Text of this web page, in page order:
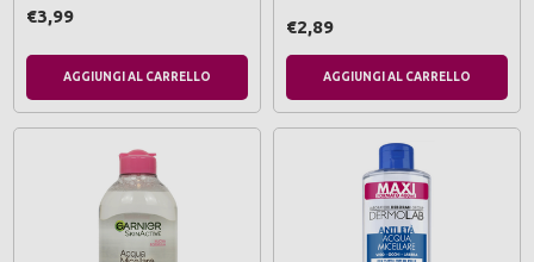
€3,99
AGGIUNGI AL CARRELLO
€2,89
AGGIUNGI AL CARRELLO